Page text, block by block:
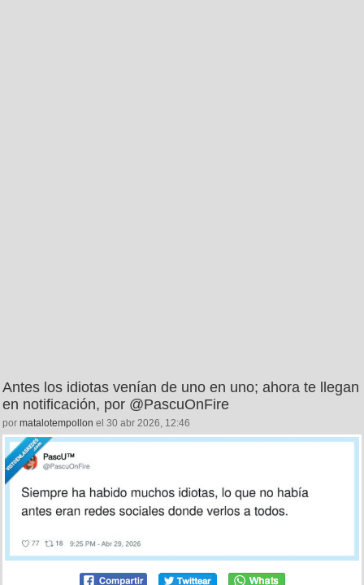
Antes los idiotas venían de uno en uno; ahora te llegan
en notificación, por @PascuOnFire
por matalotempollon el 30 abr 2026, 12:46